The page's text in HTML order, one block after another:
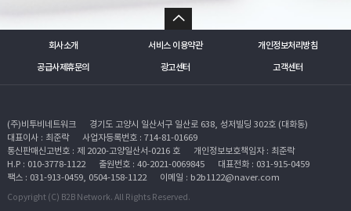
회사소개 서비스 이용약관 개인정보처리방침
공급사제휴문의 광고센터 고객센터
(주)비투비네트워크
경기도 고양시 일산서구 일산로 638, 성저빌딩 302호 (대화동)
대표이사 : 최준락
사업자등록번호 : 714-81-01669
통신판매신고번호 : 제 2020-고양일산서-0216 호
개인정보보호책임자 : 최준락
H.P : 010-3778-1122
출원번호 : 40-2021-0069845
대표전화 : 031-915-0459
팩스 : 031-913-0459, 0504-158-1122
이메일 : b2b1122@naver.com
Copyright (C) B2B Network. All Rights Reserved.